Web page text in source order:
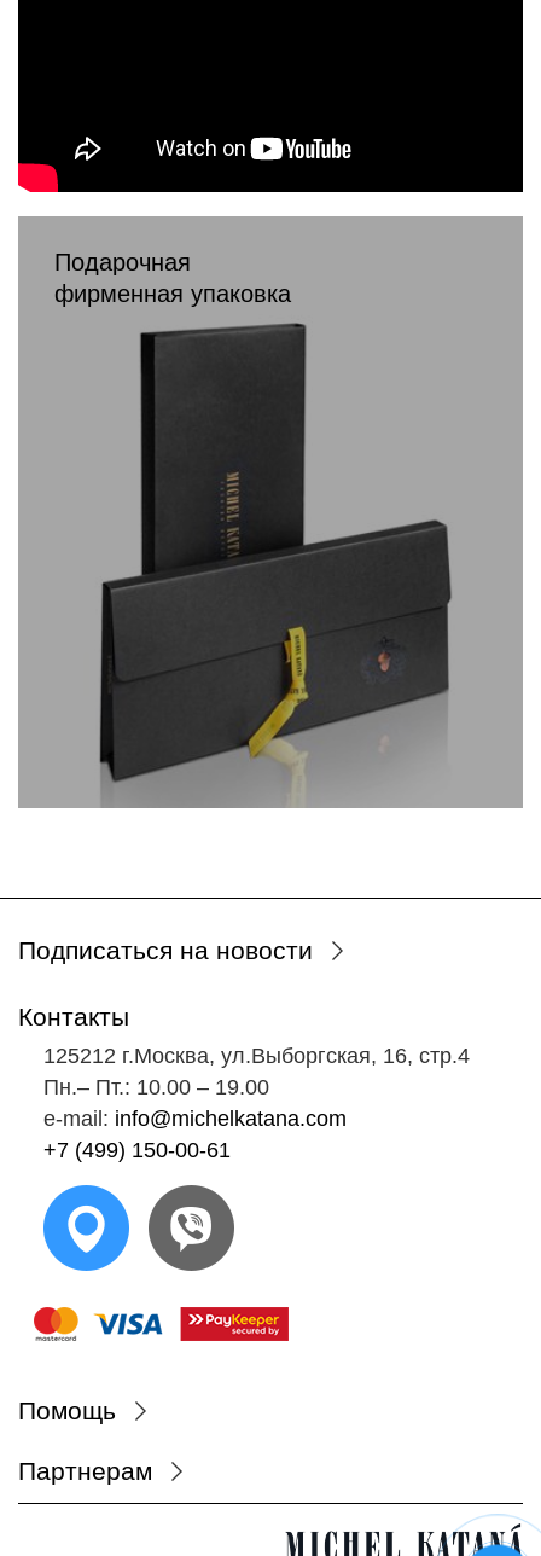
Подарочная
фирменная упаковка
Подписаться на новости
Контакты
125212 г.Москва, ул.Выборгская, 16, стр.4
Пн.‒ Пт.: 10.00 ‒ 19.00
e-mail: info@michelkatana.com
+7 (499) 150-00-61
Помощь
Партнерам